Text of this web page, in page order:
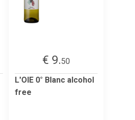
€ 9.50
L'OIE 0° Blanc alcohol
free